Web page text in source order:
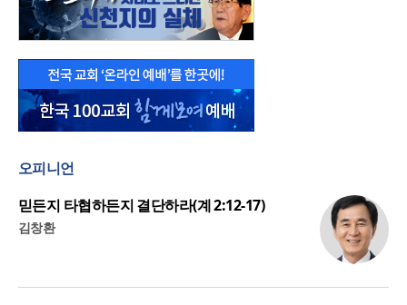
오피니언
믿든지 타협하든지 결단하라(계 2:12-17)
김창환